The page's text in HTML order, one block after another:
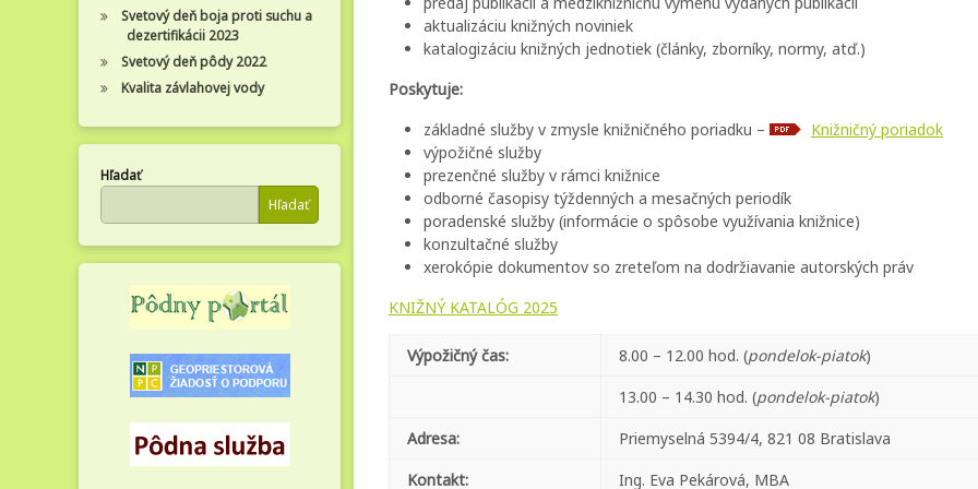
aktualizáciu knižných noviniek
katalogizáciu knižných jednotiek (články, zborníky, normy, atď.)
Poskytuje:
základné služby v zmysle knižničného poriadku –
Knižničný poriadok
výpožičné služby
prezenčné služby v rámci knižnice
odborné časopisy týždenných a mesačných periodík
poradenské služby (informácie o spôsobe využívania knižnice)
konzultačné služby
xerokópie dokumentov so zreteľom na dodržiavanie autorských práv
KNIŽNÝ KATALÓG 2025
Výpožičný čas: 8.00 – 12.00 hod. (pondelok-piatok)
13.00 – 14.30 hod. (pondelok-piatok)
Adresa:
Priemyselná 5394/4, 821 08 Bratislava
Kontakt:
Ing. Eva Pekárová, MBA
Svetový deň boja proti suchu a
dezertifikácii 2023
Svetový deň pôdy 2022
Kvalita závlahovej vody
Hľadať
Hľadať